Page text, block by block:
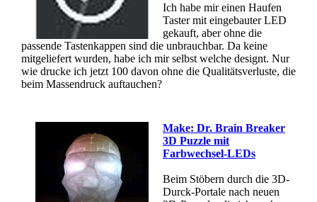
Ich habe mir einen Haufen
Taster mit eingebauter LED
gekauft, aber ohne die
passende Tastenkappen sind die unbrauchbar. Da keine
mitgeliefert wurden, habe ich mir selbst welche designt. Nur
wie drucke ich jetzt 100 davon ohne die Qualitätsverluste, die
beim Massendruck auftauchen?
Make: Dr. Brain Breaker
3D Puzzle mit
Farbwechsel-LEDs
Beim Stöbern durch die 3D-
Durck-Portale nach neuen